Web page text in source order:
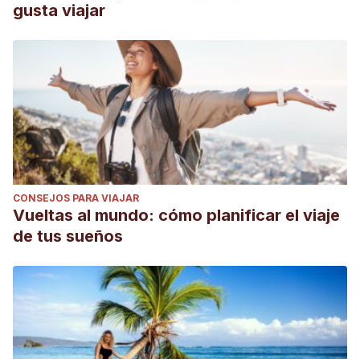
gusta viajar
CONSEJOS PARA VIAJAR
Vueltas al mundo: cómo planificar el viaje
de tus sueños